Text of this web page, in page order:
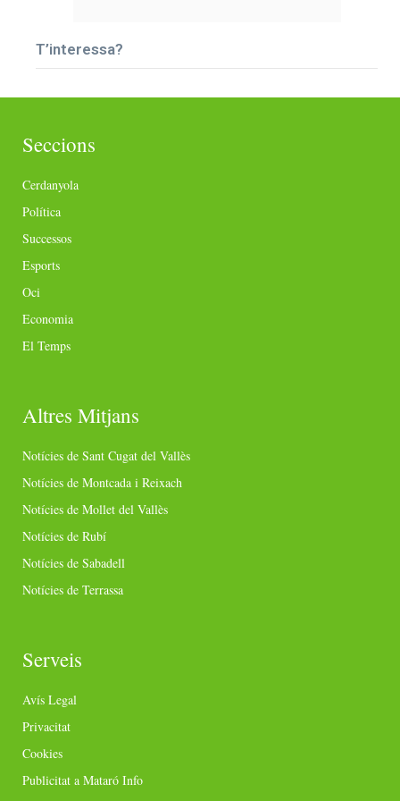
T’interessa?
Seccions
Cerdanyola
Política
Successos
Esports
Oci
Economia
El Temps
Altres Mitjans
Notícies de Sant Cugat del Vallès
Notícies de Montcada i Reixach
Notícies de Mollet del Vallès
Notícies de Rubí
Notícies de Sabadell
Notícies de Terrassa
Serveis
Avís Legal
Privacitat
Cookies
Publicitat a Mataró Info